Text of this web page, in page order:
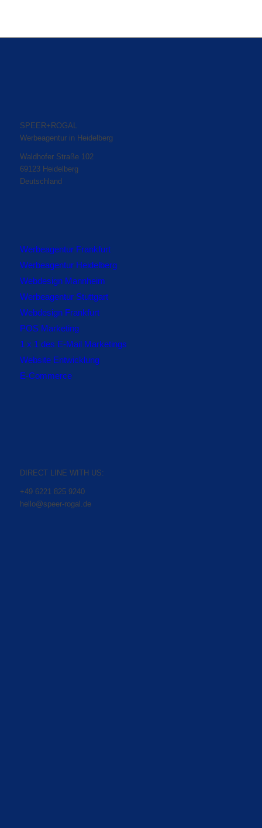
SPEER+ROGAL
Werbeagentur in Heidelberg
Waldhofer Straße 102
69123 Heidelberg
Deutschland
Werbeagentur Frankfurt
Werbeagentur Heidelberg
Webdesign Mannheim
Werbeagentur Stuttgart
Webdesign Frankfurt
POS Marketing
1 x 1 des E-Mail Marketings
Website Entwicklung
E-Commerce
DIRECT LINE WITH US:
+49 6221 825 9240
hello@speer-rogal.de